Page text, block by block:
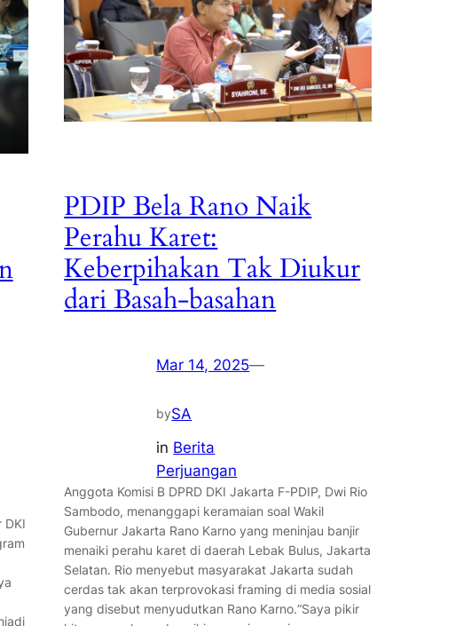
DKI
PDIP Bela Rano Naik
Perahu Karet:
Keberpihakan Tak Diukur
dari Basah-basahan
Mar 14, 2025—
bySA
in Berita
Perjuangan
Anggota Komisi B DPRD DKI Jakarta F-PDIP, Dwi Rio
Sambodo, menanggapi keramaian soal Wakil
Gubernur Jakarta Rano Karno yang meninjau banjir
menaiki perahu karet di daerah Lebak Bulus, Jakarta
Selatan. Rio menyebut masyarakat Jakarta sudah
cerdas tak akan terprovokasi framing di media sosial
yang disebut menyudutkan Rano Karno.“Saya pikir